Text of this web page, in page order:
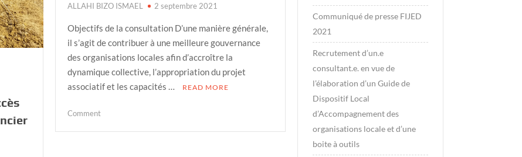
ALLAHI BIZO ISMAEL 2 septembre 2021
Objectifs de la consultation D’une manière générale,
il s’agit de contribuer à une meilleure gouvernance
des organisations locales afin d’accroître la
dynamique collective, l’appropriation du projet
associatif et les capacités …
READ MORE
Commenton
Communiqué de presse FIJED
2021
Recrutement d’un.e
consultant.e. en vue de
l’élaboration d’un Guide de
Dispositif Local
d’Accompagnement des
organisations locale et d’une
boite à outils